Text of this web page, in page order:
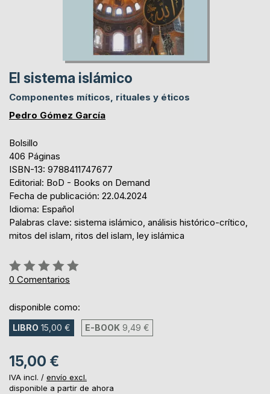
El sistema islámico
Componentes míticos, rituales y éticos
Pedro Gómez García
Bolsillo
406 Páginas
ISBN-13: 9788411747677
Editorial: BoD - Books on Demand
Fecha de publicación: 22.04.2024
Idioma: Español
Palabras clave: sistema islámico, análisis histórico-crítico,
mitos del islam, ritos del islam, ley islámica
Rating:
0%
0 Comentarios
disponible como:
LIBRO 15,00 € E-BOOK 9,49 €
15,00 €
IVA incl. / envío excl.
disponible a partir de ahora